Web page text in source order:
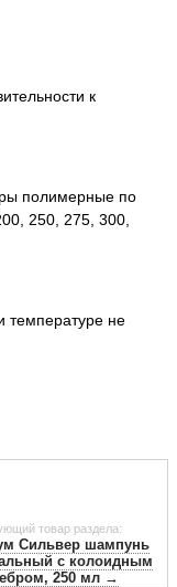
к
полимерные по
250, 275, 300,
температуре не
товар раздела:
Сильвер шампунь
с колоидным
250 мл →